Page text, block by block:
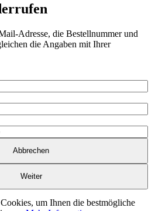
Adresse, die Bestellnummer und
die Angaben mit Ihrer
Abbrechen
Weiter
um Ihnen die bestmögliche